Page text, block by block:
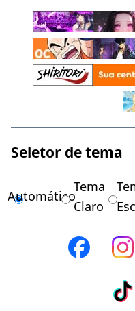
Seletor de tema
Automático
Tema
Claro